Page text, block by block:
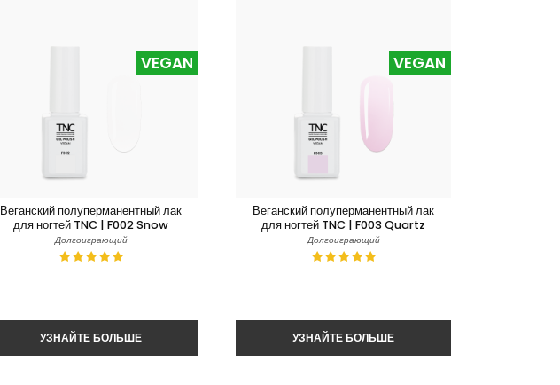
Веганский полуперманентный лак
для ногтей TNC | F002 Snow
Долгоиграющий
VEGAN
Веганский полуперманентный лак
для ногтей TNC | F003 Quartz
Долгоиграющий
VEGAN